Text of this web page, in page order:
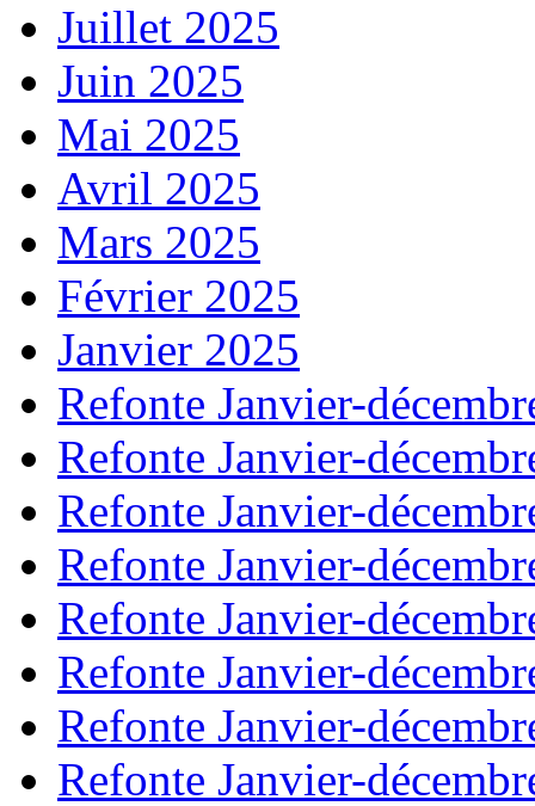
Juillet 2025
Juin 2025
Mai 2025
Avril 2025
Mars 2025
Février 2025
Janvier 2025
Refonte Janvier-
Refonte Janvier-
Refonte Janvier-
Refonte Janvier-
Refonte Janvier-
Refonte Janvier-
Refonte Janvier-
Refonte Janvier-